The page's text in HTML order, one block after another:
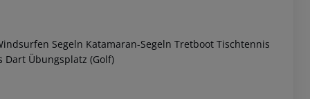
Segeln Katamaran-Segeln Tretboot Tischtennis
Dart Übungsplatz (Golf)